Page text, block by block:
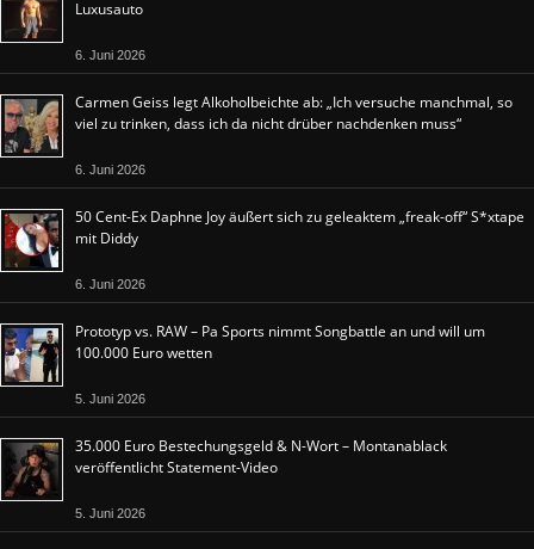
Luxusauto
6. Juni 2026
Carmen Geiss legt Alkoholbeichte ab: „Ich versuche manchmal, so
viel zu trinken, dass ich da nicht drüber nachdenken muss“
6. Juni 2026
50 Cent-Ex Daphne Joy äußert sich zu geleaktem „freak-off“ S*xtape
mit Diddy
6. Juni 2026
Prototyp vs. RAW – Pa Sports nimmt Songbattle an und will um
100.000 Euro wetten
5. Juni 2026
35.000 Euro Bestechungsgeld & N-Wort – Montanablack
veröffentlicht Statement-Video
5. Juni 2026